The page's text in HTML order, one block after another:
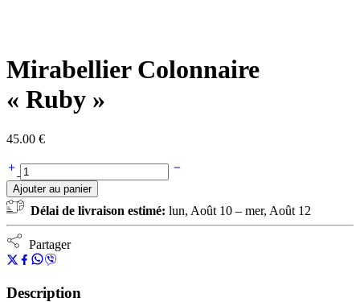
Mirabellier Colonnaire
« Ruby »
45.00 €
Ajouter au panier
Délai de livraison estimé: lun, Août 10 – mer, Août 12
Partager
Description